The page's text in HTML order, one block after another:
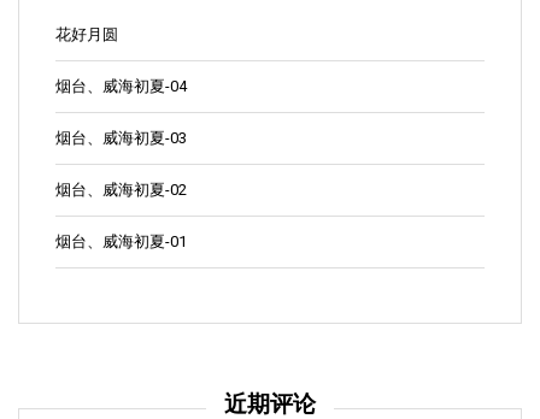
花好月圆
烟台、威海初夏-04
烟台、威海初夏-03
烟台、威海初夏-02
烟台、威海初夏-01
近期评论